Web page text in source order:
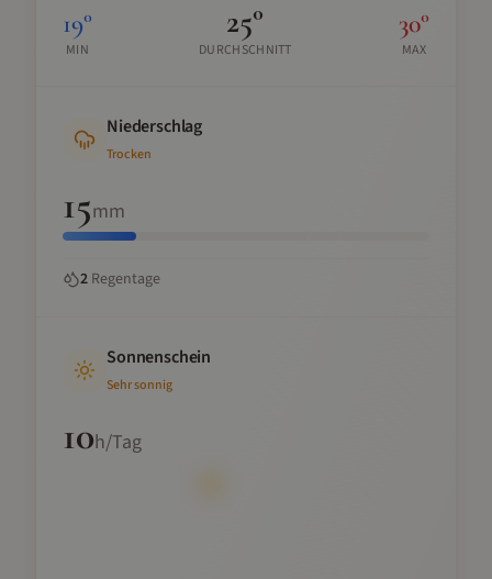
19°
MIN
25°
DURCHSCHNITT
30°
MAX
Niederschlag
Trocken
15mm
2 Regentage
Sonnenschein
Sehr sonnig
10h/Tag